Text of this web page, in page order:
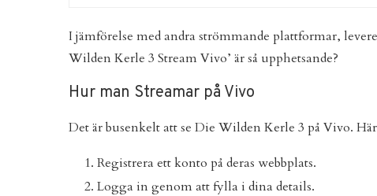
I jämförelse med andra strömmande plattformar,
Wilden Kerle 3 Stream Vivo’ är så upphetsande?
Hur man Streamar på Vivo
Det är busenkelt att se Die Wilden Kerle 3 på Vivo.
Registrera ett konto på deras webbplats.
Logga in genom att fylla i dina details.